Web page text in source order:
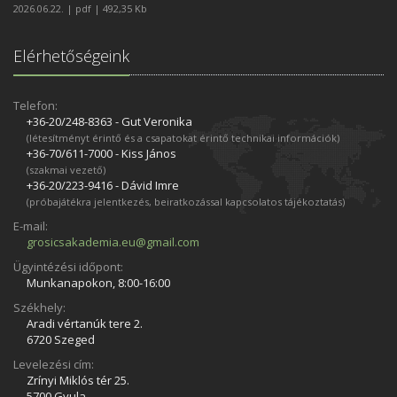
2026.06.22. | pdf | 492,35 Kb
Elérhetőségeink
Telefon:
+36-20/248­-8363 - Gut Veronika
(létesítményt érintő és a csapatokat érintő technikai információk)
+36-70/611­-7000 - Kiss János
(szakmai vezető)
+36-20/223­-9416 - Dávid Imre
(próbajátékra jelentkezés, beiratkozással kapcsolatos tájékoztatás)
E-mail:
grosicsakademia.eu@gmail.com
Ügyintézési időpont:
Munkanapokon, 8:00-16:00
Székhely:
Aradi vértanúk tere 2.
6720 Szeged
Levelezési cím:
Zrínyi Miklós tér 25.